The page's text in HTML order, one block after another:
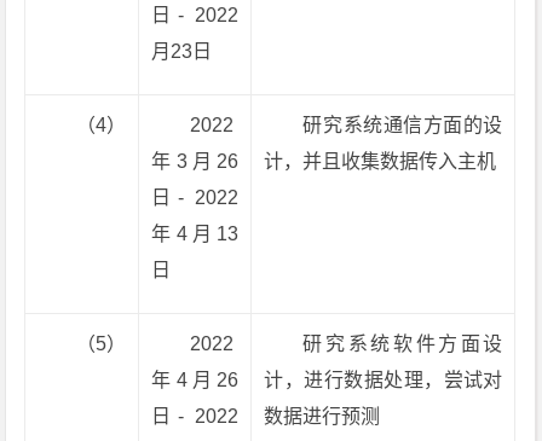
日- 2022
月23日
（4）
2022
年3月26
日- 2022
年4月13
日
研究系统通信方面的设
计，并且收集数据传入主机
（5）
2022
年4月26
日- 2022
研究系统软件方面设
计，进行数据处理，尝试对
数据进行预测